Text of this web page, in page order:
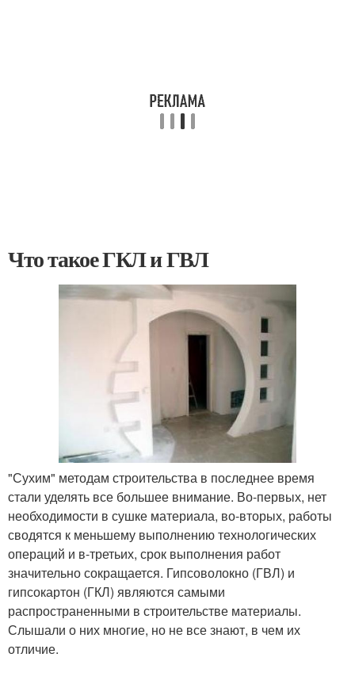
Что такое ГКЛ и ГВЛ
"Сухим" методам строительства в последнее время
стали уделять все большее внимание. Во-первых, нет
необходимости в сушке материала, во-вторых, работы
сводятся к меньшему выполнению технологических
операций и в-третьих, срок выполнения работ
значительно сокращается. Гипсоволокно (ГВЛ) и
гипсокартон (ГКЛ) являются самыми
распространенными в строительстве материалы.
Слышали о них многие, но не все знают, в чем их
отличие.